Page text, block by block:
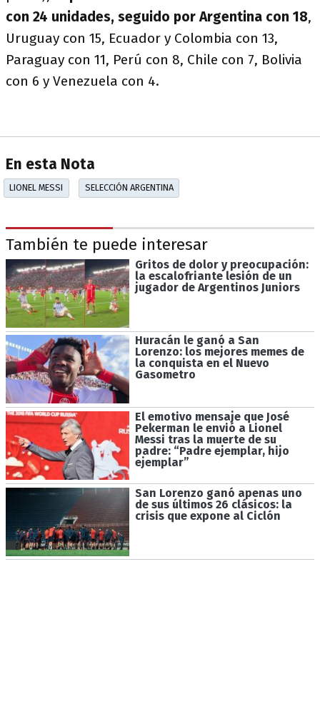
con 24 unidades, seguido por Argentina con 18,
Uruguay con 15, Ecuador y Colombia con 13,
Paraguay con 11, Perú con 8, Chile con 7, Bolivia
con 6 y Venezuela con 4.
En esta Nota
LIONEL MESSI SELECCIÓN ARGENTINA
También te puede interesar
Gritos de dolor y preocupación:
la escalofriante lesión de un
jugador de Argentinos Juniors
Huracán le ganó a San
Lorenzo: los mejores memes de
la conquista en el Nuevo
Gasometro
El emotivo mensaje que José
Pekerman le envió a Lionel
Messi tras la muerte de su
padre: “Padre ejemplar, hijo
ejemplar”
San Lorenzo ganó apenas uno
de sus últimos 26 clásicos: la
crisis que expone al Ciclón